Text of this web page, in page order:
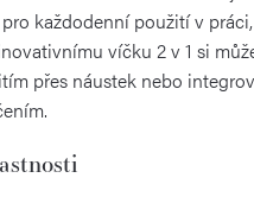
každodenní použití v
víčku 2 v 1 si
přes náustek nebo